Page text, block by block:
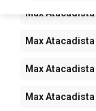
Max Atacadista
Max Atacadista
Max Atacadista
Max Atacadista